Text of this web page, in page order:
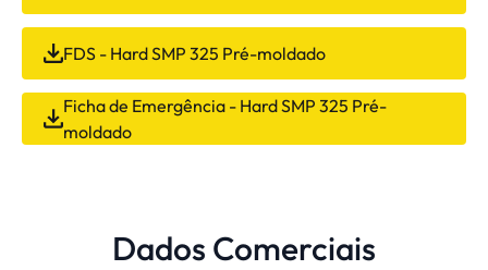
FDS - Hard SMP 325 Pré-moldado
Ficha de Emergência - Hard SMP 325 Pré-
moldado
Dados Comerciais